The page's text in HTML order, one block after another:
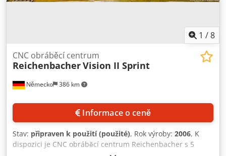
1 /8
Německo 386 km
CNC obráběcí centrum
ReichenbacherVision II Sprint
Informace o ceně
Stav: připraven k použití (použité), Rok výroby: 2006, K
dispozici je CNC obráběcí centrum Reichenbacher s 5